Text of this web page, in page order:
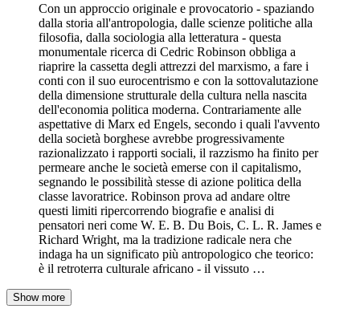
Con un approccio originale e provocatorio - spaziando
dalla storia all'antropologia, dalle scienze politiche alla
filosofia, dalla sociologia alla letteratura - questa
monumentale ricerca di Cedric Robinson obbliga a
riaprire la cassetta degli attrezzi del marxismo, a fare i
conti con il suo eurocentrismo e con la sottovalutazione
della dimensione strutturale della cultura nella nascita
dell'economia politica moderna. Contrariamente alle
aspettative di Marx ed Engels, secondo i quali l'avvento
della società borghese avrebbe progressivamente
razionalizzato i rapporti sociali, il razzismo ha finito per
permeare anche le società emerse con il capitalismo,
segnando le possibilità stesse di azione politica della
classe lavoratrice. Robinson prova ad andare oltre
questi limiti ripercorrendo biografie e analisi di
pensatori neri come W. E. B. Du Bois, C. L. R. James e
Richard Wright, ma la tradizione radicale nera che
indaga ha un significato più antropologico che teorico:
è il retroterra culturale africano - il vissuto …
Show more